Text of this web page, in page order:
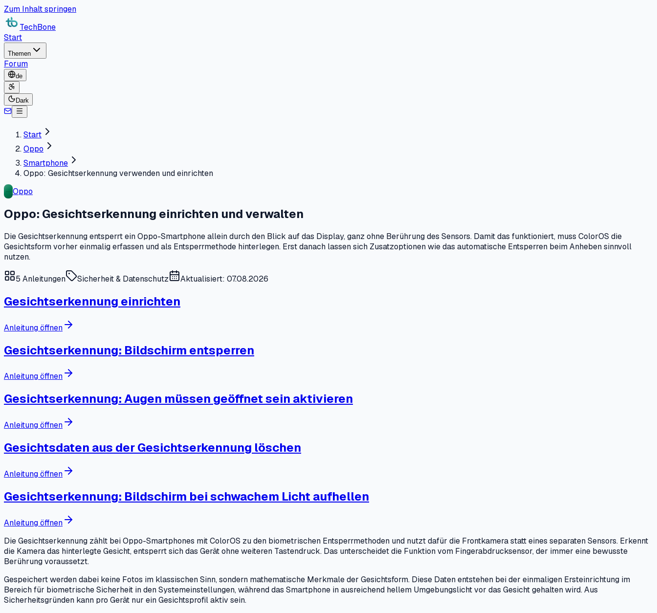
Zum Inhalt springen
TechBone
Start
Themen
Forum
de
Dark
Start
Oppo
Smartphone
Oppo: Gesichtserkennung verwenden und einrichten
Oppo
Oppo: Gesichtserkennung einrichten und verwalten
Die Gesichtserkennung entsperrt ein Oppo-Smartphone allein durch den Blick auf das Display, ganz ohne Berührung des Sensors. Damit das funktioniert, muss ColorOS die
Gesichtsform vorher einmalig erfassen und als Entsperrmethode hinterlegen. Erst danach lassen sich Zusatzoptionen wie das automatische Entsperren beim Anheben sinnvoll
nutzen.
5 Anleitungen Sicherheit & Datenschutz Aktualisiert: 07.08.2026
Gesichtserkennung einrichten
Anleitung öffnen
Gesichtserkennung: Bildschirm entsperren
Anleitung öffnen
Gesichtserkennung: Augen müssen geöffnet sein aktivieren
Anleitung öffnen
Gesichtsdaten aus der Gesichtserkennung löschen
Anleitung öffnen
Gesichtserkennung: Bildschirm bei schwachem Licht aufhellen
Anleitung öffnen
Die Gesichtserkennung zählt bei Oppo-Smartphones mit ColorOS zu den biometrischen Entsperrmethoden und nutzt dafür die Frontkamera statt eines separaten Sensors. Erkennt
die Kamera das hinterlegte Gesicht, entsperrt sich das Gerät ohne weiteren Tastendruck. Das unterscheidet die Funktion vom Fingerabdrucksensor, der immer eine bewusste
Berührung voraussetzt.
Gespeichert werden dabei keine Fotos im klassischen Sinn, sondern mathematische Merkmale der Gesichtsform. Diese Daten entstehen bei der einmaligen Ersteinrichtung im
Bereich für biometrische Sicherheit in den Systemeinstellungen, während das Smartphone in ausreichend hellem Umgebungslicht vor das Gesicht gehalten wird. Aus
Sicherheitsgründen kann pro Gerät nur ein Gesichtsprofil aktiv sein.